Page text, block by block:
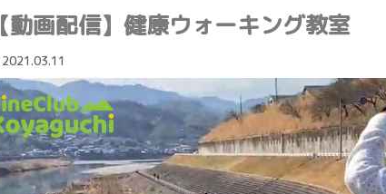
【動画配信】健康ウォーキング教室
2021.03.11